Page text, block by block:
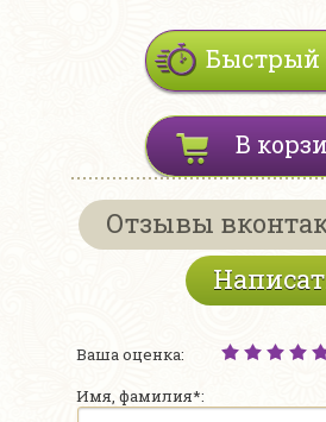
Быстрый
В
Отзывы
Ваша оценка:
Имя, фамилия*: